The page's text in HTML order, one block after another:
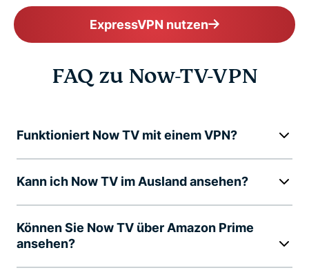
ExpressVPN nutzen
FAQ zu Now-TV-VPN
Funktioniert Now TV mit einem VPN?
Kann ich Now TV im Ausland ansehen?
Können Sie Now TV über Amazon Prime
ansehen?